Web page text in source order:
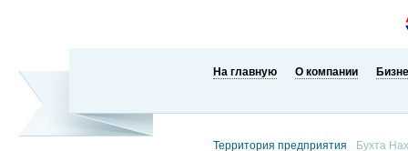
На главную О компании
Территория предприятия Бухта